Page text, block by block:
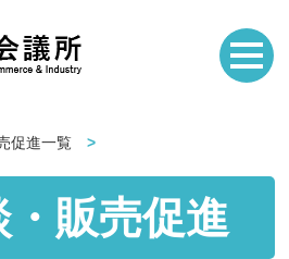
促進一覧
販売促進